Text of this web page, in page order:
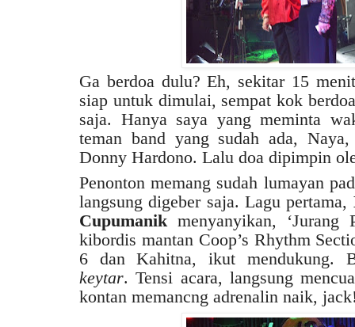
Ga berdoa dulu? Eh, sekitar 15
siap untuk dimulai, sempat kok
saja. Hanya saya yang meminta
teman band yang sudah ada,
Donny Hardono. Lalu doa dipimpin
Penonton memang sudah lumayan
langsung digeber saja. Lagu pertama,
Cupumanik menyanyikan,
kibordis mantan Coop’s Rhythm
6 dan Kahitna, ikut mendukung.
keytar. Tensi acara, langsung
kontan memancng adrenalin naik,